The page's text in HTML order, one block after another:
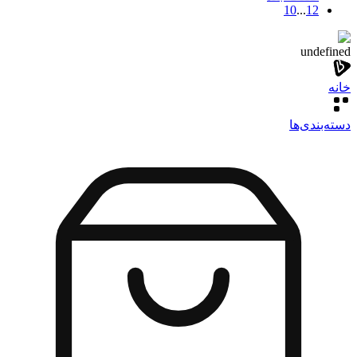
12
...
10
undefined
خانه
دسته‌بندی‌‌ها